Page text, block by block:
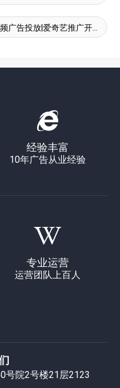
告投放|爱奇艺推广开户平台
经验丰富
10年广告从业经验
专业运营
运营团队上百人
号院2号楼21层2123